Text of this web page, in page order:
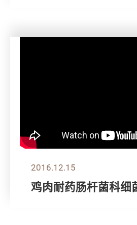
2016.12.15
鸡肉耐药肠杆菌科细